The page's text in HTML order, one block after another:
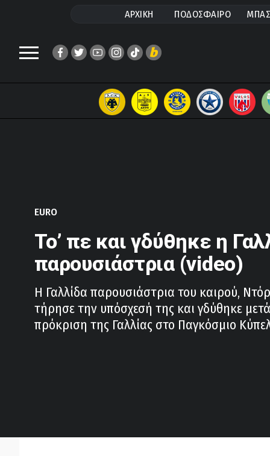
ΑΡΧΙΚΗ ΠΟΔΟΣΦΑΙΡΟ
EURO
Το’ πε και γδύθηκε η
παρουσιάστρια (video)
Η Γαλλίδα παρουσιάστρια του καιρού,
τήρησε την υπόσχεσή της και γδύθηκε
πρόκριση της Γαλλίας στο Παγκόσμιο